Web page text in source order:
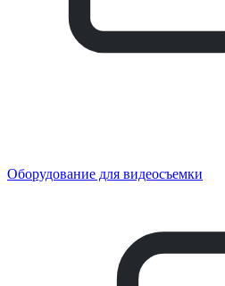
Оборудование для видеосъемки